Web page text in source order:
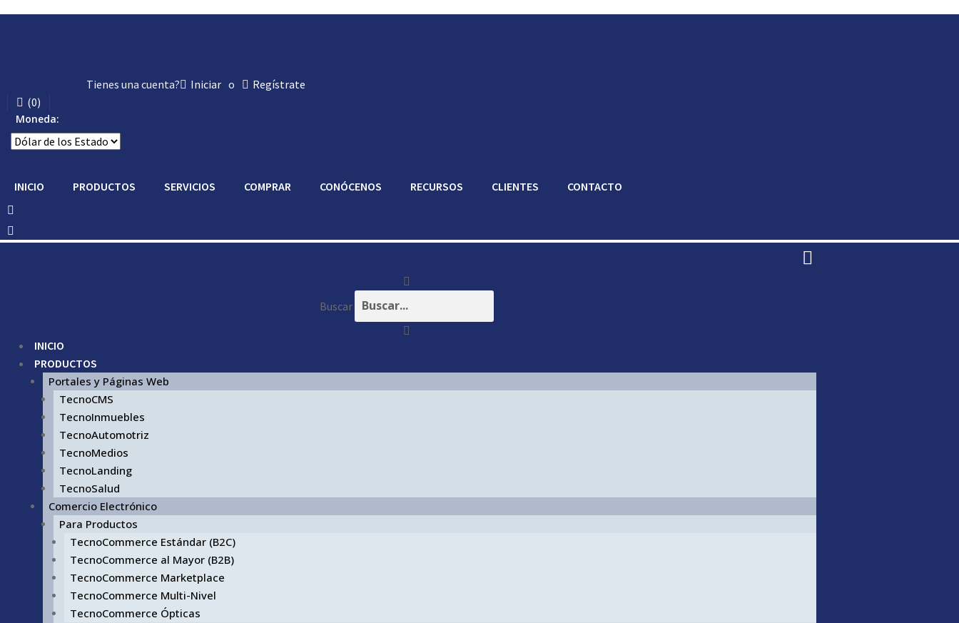
Tienes una cuenta? Iniciar o
Regístrate
(0)
Moneda:
INICIO PRODUCTOS SERVICIOS COMPRAR CONÓCENOS RECURSOS CLIENTES CONTACTO
Buscar
INICIO
PRODUCTOS
Portales y Páginas Web
TecnoCMS
TecnoInmuebles
TecnoAutomotriz
TecnoMedios
TecnoLanding
TecnoSalud
Comercio Electrónico
Para Productos
TecnoCommerce Estándar (B2C)
TecnoCommerce al Mayor (B2B)
TecnoCommerce Marketplace
TecnoCommerce Multi-Nivel
TecnoCommerce Ópticas